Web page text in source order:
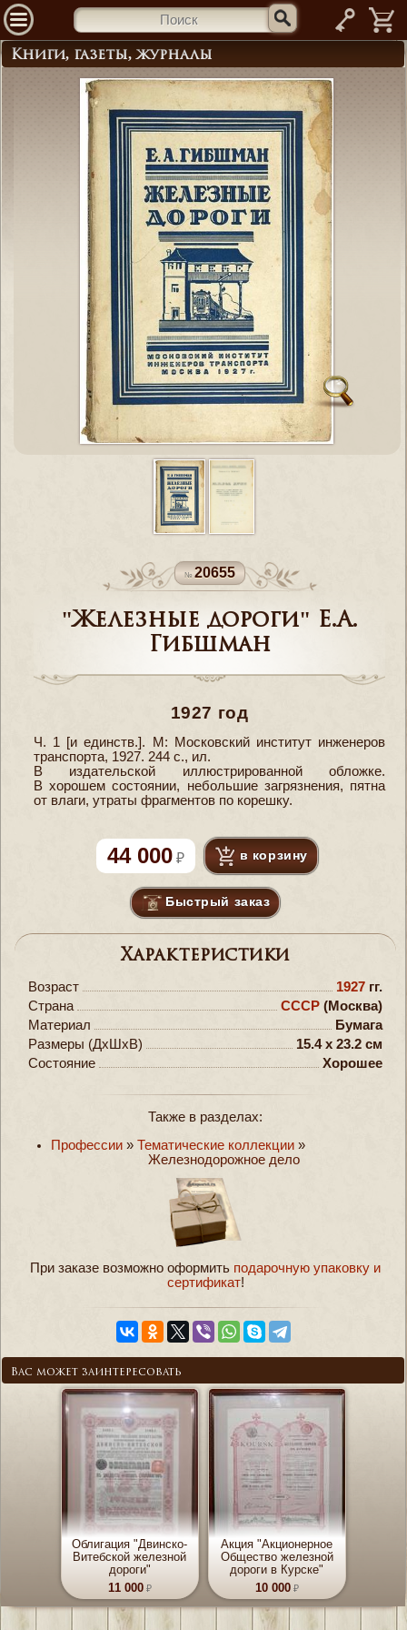
—
Книги, газеты, журналы
20655
"Железные дороги" Е.А.
Гибшман
1927 год
Ч. 1 [и единств.]. М: Московский институт инженеров
транспорта, 1927. 244 с., ил.
В издательской иллюстрированной обложке.
В хорошем состоянии, небольшие загрязнения, пятна
от влаги, утраты фрагментов по корешку.
44 000 в корзину
Быстрый заказ
Характеристики
Возраст 1927 гг.
Страна
СССР (Москва)
Материал
Бумага
Размеры (ДxШxВ)
15.4 x 23.2 см
Состояние
Хорошее
Также в разделах:
Профессии » Тематические коллекции »
Железнодорожное дело
При заказе возможно оформить подарочную упаковку и
сертификат!
Вас может заинтересовать
Облигация "Двинско-
Витебской железной
дороги"
11 000
Акция "Акционерное
Общество железной
дороги в Курске"
10 000